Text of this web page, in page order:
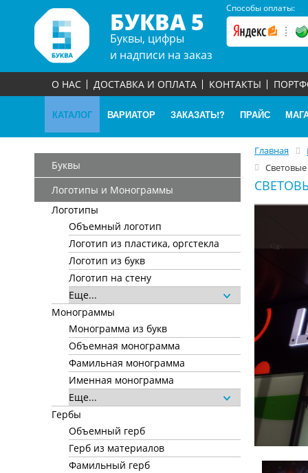
БУКВА 5
Буквы, цифры
и надписи на заказ
Способы оплаты:
О НАС ДОСТАВКА И ОПЛАТА КОНТАКТЫ
КАТАЛОГ ВАРИАТОР ЗАКАЗАТЬ!? ПРАЙС
Главная
Буквы
Логотипы и Монограммы
Логотипы
Объемный логотип
Логотип из пластика, оргстекла
Логотип из букв
Логотип на стену
Еще...
Монограммы
Монограмма из букв
Объемная монограмма
Фамильная монограмма
Именная монограмма
Еще...
Гербы
Объемный герб
Герб из материалов
Фамильный герб